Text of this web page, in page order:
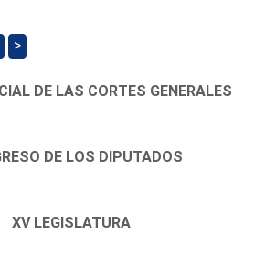
>
DE LAS CORTES GENERALES
DE LOS DIPUTADOS
XV LEGISLATURA